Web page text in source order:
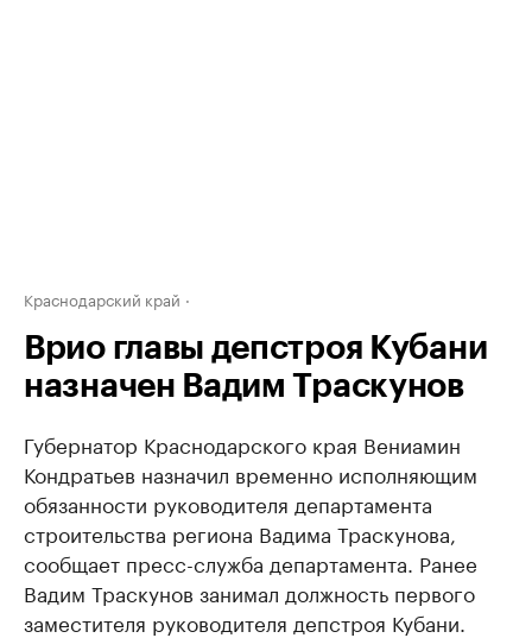
Краснодарский край
Врио главы депстроя Кубани
назначен Вадим Траскунов
Губернатор Краснодарского края Вениамин
Кондратьев назначил временно исполняющим
обязанности руководителя департамента
строительства региона Вадима Траскунова,
сообщает пресс-служба департамента. Ранее
Вадим Траскунов занимал должность первого
заместителя руководителя депстроя Кубани.